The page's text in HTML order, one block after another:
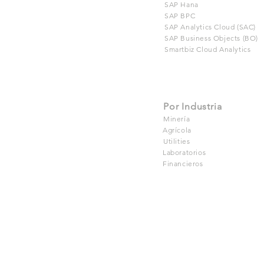
SAP Hana
SAP BPC
SAP Analytics Cloud (SAC)
SAP Business Objects (BO)
Smartbiz Cloud Analytics
Por Industria
Minería
Agrícola
Utilities
Laboratorios
Financieros